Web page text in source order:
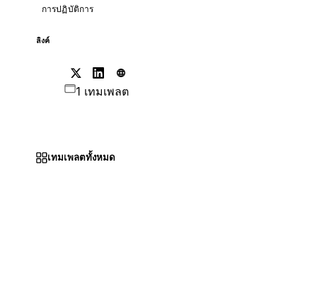
การปฏิบัติการ
ลิงค์
1 เทมเพลต
เทมเพลตทั้งหมด